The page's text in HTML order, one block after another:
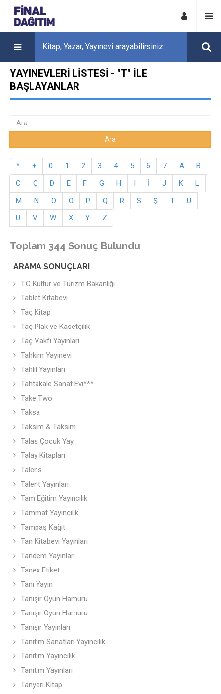
YAYINEVLERI LISTESI - "T" ILE
BAŞLAYANLAR
* + 0 1 2 3 4 5 6 7 A
B
C
Ç D E F G H I İ J K
L
M
N O Ö P Q R S Ş T
U
Ü
V W X Y Z
Toplam 344 Sonuç Bulundu
ARAMA SONUÇLARI
T.C Kültür ve Turizm Bakanlığı
Tablet Kitabevi
Taç Kitap
Taç Plak ve Kasetçilik
Taç Vakfı Yayınları
Tahkim Yayınevi
Tahlil Yayınları
Tahtakale Sanat Evi***
Take Two
Taksa
Taksim & Taksim
Talas Çocuk Yay.
Talay Kitapları
Talens
Talent Yayınları
Tam Eğitim Yayıncılık
Tammat Yayıncılık
Tampaş Kağıt
Tan Kitabevi Yayınları
Tandem Yayınları
Tanex Etiket
Tanı Yayın
Tanışır Oyun Hamuru
Tanışır Oyun Hamuru
Tanışır Yayınları
Tanıtım Sanatları Yayıncılık
Tanıtım Yayıncılık
Tanıtım Yayınları
Tanyeri Kitap